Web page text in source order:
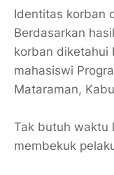
Identitas korban
Berdasarkan
korban diketahui
mahasiswi
Mataraman,
Tak butuh waktu
membekuk